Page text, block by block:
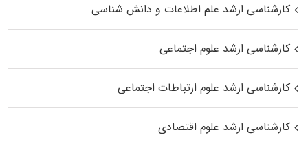
کارشناسی ارشد علم اطلاعات و دانش شناسی
کارشناسی ارشد علوم اجتماعی
کارشناسی ارشد علوم ارتباطات اجتماعی
کارشناسی ارشد علوم اقتصادی